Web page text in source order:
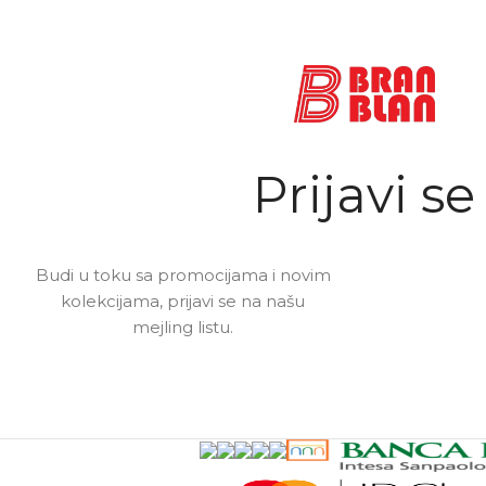
Prijavi se
Budi u toku sa promocijama i novim
kolekcijama, prijavi se na našu
mejling listu.